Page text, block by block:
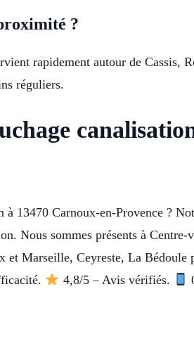
?
rapidement autour de Cassis,
réguliers.
13470 Carnoux-en-Provence ?
Nous sommes présents à
Marseille, Ceyreste, La Bédoule
4,8/5 – Avis vérifiés.